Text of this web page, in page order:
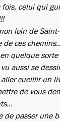
celui qui
loin de
de ces
quelque
aussi se
aller cueillir un
de vous
de passer une